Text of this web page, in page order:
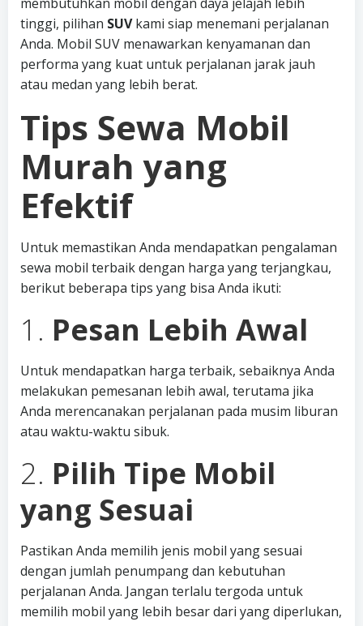
tinggi, pilihan SUVkami siap menemani perjalanan
Anda. Mobil SUV menawarkan kenyamanan dan
performa yang kuat untuk perjalanan jarak jauh
atau medan yang lebih berat.
Tips Sewa Mobil
Murah yang
Efektif
Untuk memastikan Anda mendapatkan pengalaman
sewa mobil terbaik dengan harga yang terjangkau,
berikut beberapa tips yang bisa Anda ikuti:
1. Pesan Lebih Awal
Untuk mendapatkan harga terbaik, sebaiknya Anda
melakukan pemesanan lebih awal, terutama jika
Anda merencanakan perjalanan pada musim liburan
atau waktu-waktu sibuk.
2. Pilih Tipe Mobil
yang Sesuai
Pastikan Anda memilih jenis mobil yang sesuai
dengan jumlah penumpang dan kebutuhan
perjalanan Anda. Jangan terlalu tergoda untuk
memilih mobil yang lebih besar dari yang diperlukan,